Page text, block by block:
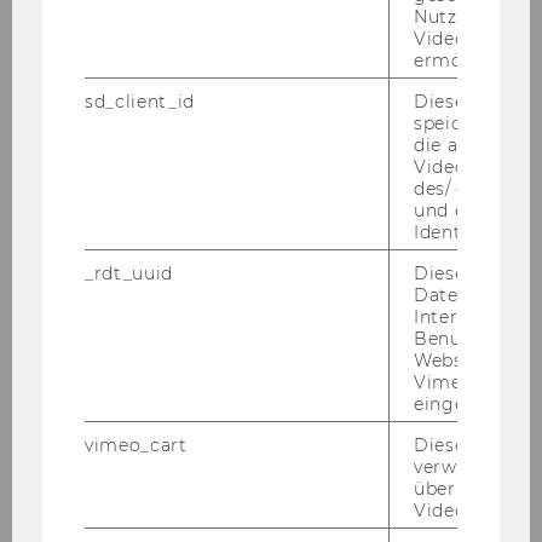
Per­so­nen, die be­reits eine Stel­le als wis­sen­
schaft­li­cher Mit­ar­bei­ter/wis­sen­schaft­li­che Mit­
ar­bei­te­rin inne hat­ten, aus recht­li­chen Grün­
den nicht mög­lich ist.
Not­wen­di­ge Kennt­nis­se und Qua­li­fi­ka­tio­nen:
ab­ge­schlos­se­nes Stu­di­um der Be­triebs­wirt­
schafts­leh­re bzw. gleich­zu­hal­ten­de Qua­li­fi­ka­ti­
Er­wünsch­te Kennt­nis­se und Qua­li­fi­ka­tio­nen:
Gute Kennt­nis­se der in­ter­nen und ex­ter­nen
Un­ter­neh­mens­rech­nung, In­ter­es­se am Um­
gang mit elek­tro­ni­schen Lern­platt­for­men
Zeug­nis­sen (Ko­pien) sind unter An­ga­be der an­
ge­führ­ten Kenn­zahl an die PER­SO­NAL­AB­TEI­
LUNG der Wirt­schafts­uni­ver­si­tät Wien, Au­gas­se
Nutzung des
Videoplayers
ermöglichen
sd_client_id
Dieses Cookie
speichert
die aktuellen
des/ der
und einen
_rdt_uuid
Dieses
Daten über
Interaktionen
Websites, auf
Vimeo-Video
eingebettet
vimeo_cart
Dieses
verwendet,
überprüfen,
Video